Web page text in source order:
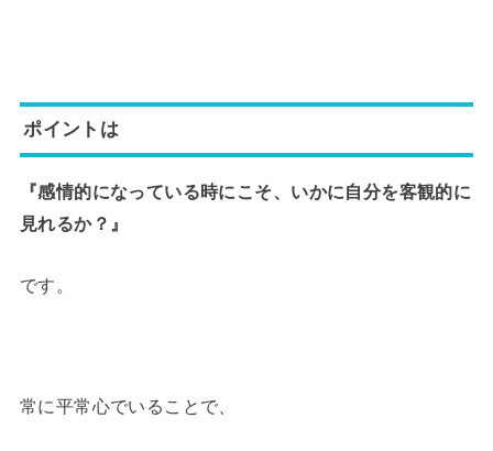
ポイントは
『感情的になっている時にこそ、 いかに自分を客観的に
見れるか？』
です。
常に平常心でいることで、